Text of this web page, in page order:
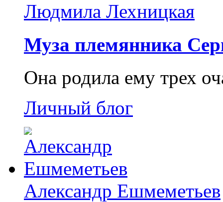
Людмила Лехницкая
Муза племянника
Она родила ему трех
Личный блог
Александр Ешмеметьев